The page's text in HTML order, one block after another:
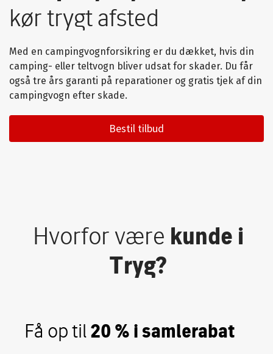
kør trygt afsted
Med en campingvognforsikring er du dækket, hvis din
camping- eller teltvogn bliver udsat for skader. Du får
også tre års garanti på reparationer og gratis tjek af din
campingvogn efter skade.
Bestil tilbud
Hvorfor være kunde i
Tryg?
Få op til20 % i samlerabat